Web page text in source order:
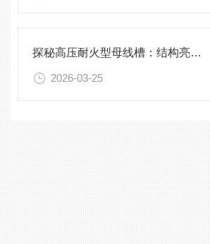
探秘高压耐火型母线槽：结构亮点与实用效能
2026-03-25